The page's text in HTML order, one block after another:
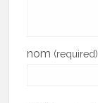
nom (required)